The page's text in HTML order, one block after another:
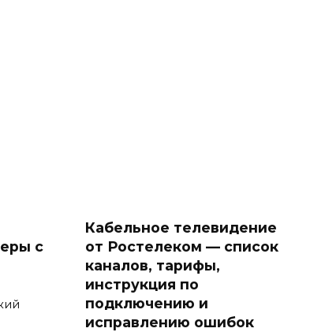
с
Кабельное телевидение
от Ростелеком — список
каналов, тарифы,
инструкция по
подключению и
исправлению ошибок